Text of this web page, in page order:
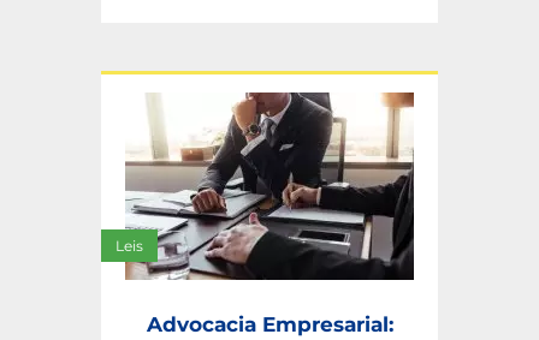
Leis
Advocacia Empresarial: